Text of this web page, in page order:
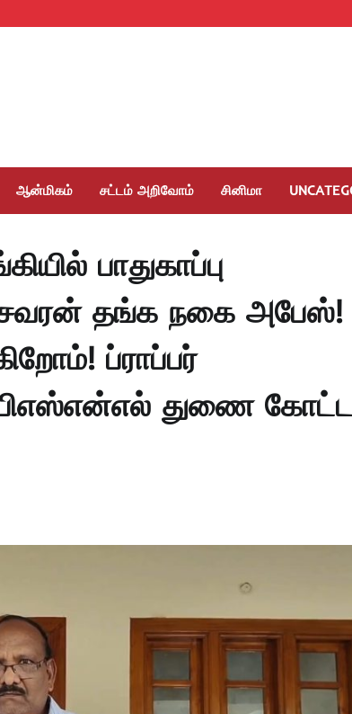
ஆன்மிகம் சட்டம் அறிவோம் சினிமா
பாதுகாப்பு
தங்க நகை அபேஸ்!
ப்ராப்பர்
துணை